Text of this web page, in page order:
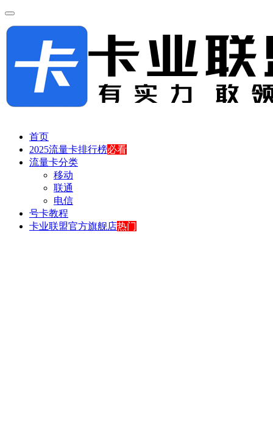
首页
2025流量卡排行榜必看
流量卡分类
移动
联通
电信
号卡教程
卡业联盟官方旗舰店热门